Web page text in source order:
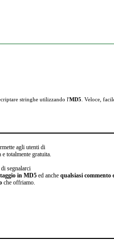
stringhe utilizzando l'MD5 . Veloce,
agli utenti di
totalmente gratuita.
segnalarci
in MD5ed anche qualsiasi commento
che offriamo.